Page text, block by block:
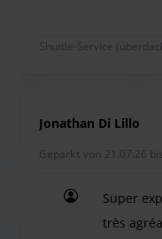
4. Person werden
2,10 m beträgt
Dienstleistungen
Warteraum mit
Shuttle-Service
Jonathan Di Lillo
Geparkt von 21.07.26
Super
très